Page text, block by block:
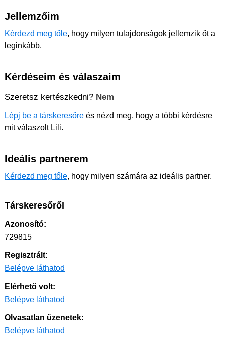
Jellemzőim
Kérdezd meg tőle, hogy milyen tulajdonságok jellemzik őt a
leginkább.
Kérdéseim és válaszaim
Szeretsz kertészkedni? Nem
Lépj be a társkeresőre és nézd meg, hogy a többi kérdésre
mit válaszolt Lili.
Ideális partnerem
Kérdezd meg tőle, hogy milyen számára az ideális partner.
Társkeresőről
Azonosító:
729815
Regisztrált:
Belépve láthatod
Elérhető volt:
Belépve láthatod
Olvasatlan üzenetek:
Belépve láthatod